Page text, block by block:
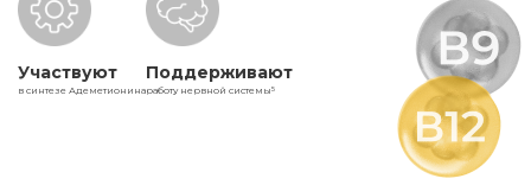
Участвуют
в синтезе Адеметионина
Поддерживают
работу нервной системы5